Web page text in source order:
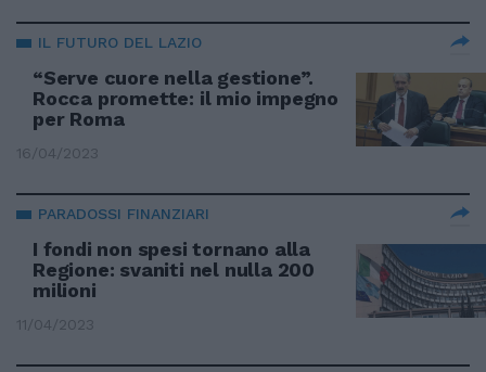
IL FUTURO DEL LAZIO
“Serve cuore nella gestione”.
Rocca promette: il mio impegno
per Roma
16/04/2023
PARADOSSI FINANZIARI
I fondi non spesi tornano alla
Regione: svaniti nel nulla 200
milioni
11/04/2023